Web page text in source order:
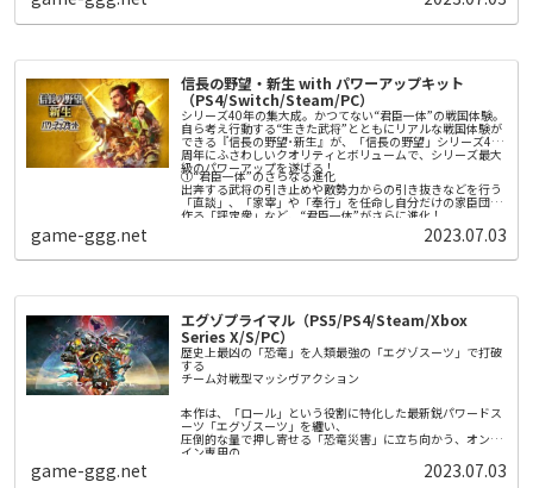
「本物の人間」になるための戦いに巻き込まれていく。
■ゲームの特徴
〇機械の少女たちが紡ぐ「愛」の物語
「家族」として共に生き抜くことを誓い合う少女たち。
そんな少女たちの心の機微を丁寧に描いた本作は、儚くも力
強さを感じさせる物語となっています。
〇戦いの舞台「エデン」と憩いの拠点「箱庭」
本作は戦いの舞台「エデン」と憩いの拠点「箱庭」のふたつ
の世界を行き来しながら物語を進めます。
「エデン」では敵との爽快感＆カタルシスのある攻防を楽し
めるほか、未知なる施設——未知なる敵——未知なるアイテ
ムなど、未知を探索し発見するロマンを味わえます。
「箱庭」ではキャラクターの強化ができるほか、お茶会と呼
ばれるキャラクターたちの日常会話や、収集した読み物や楽
〇爽快感＆カタルシスのある攻防
エデンでは3人のプレイアブルキャラクターをステージごと
に切り替えて戦うことができます。
戦闘時には近接攻撃と遠距離攻撃を切り替えながら爽快感の
あるコンボが繋がるほか、ジャスト回避やカウンターを用い
敵を倒すことで眷属機という、キャラクターの背面に浮遊す
従える事が可能で、その兵装にあった自動攻撃を行います。
更には「思装」と呼ばれる制御アイテムを付与する事で、プ
レイヤーの戦略に合わせてその攻撃をカスタムする事もでき
ます。
信長の野望・新生 with パワーアップキット
（PS4/Switch/Steam/PC）
シリーズ40年の集大成。かつてない“君臣一体”の戦国体験。
自ら考え行動する“生きた武将”とともにリアルな戦国体験が
できる『信長の野望･新生』が、「信長の野望」シリーズ40
周年にふさわしいクオリティとボリュームで、シリーズ最大
級のパワーアップを遂げる！
①“君臣一体”のさらなる進化
出奔する武将の引き止めや敵勢力からの引き抜きなどを行う
「直談」、「家宰」や「奉行」を任命し自分だけの家臣団を
作る「評定衆」など、“君臣一体”がさらに進化！
にとどまらない、ダイナミックかつリアリティのある攻城戦
③勢力ごとに異なる多彩な戦略性
勢力を特徴づける「政策」を大幅に拡充。さらに城ごとに役
割を決め拠点間のネットワークを築き、活かす「城役割」
や、新たなプレイ感を生み出す「軍団戦略」など、自分だけ
の戦略を実現する新要素を追加！
④定番の各種エディタ機能をはじめ、追加要素も充実！
シナリオやイベント、特性など、従来要素も大幅ボリューム
アップ。さらに武将やBGM、シナリオの編集機能や、新勢力
game-ggg.net 2023.07.03
エグゾプライマル（PS5/PS4/Steam/Xbox
Series X/S/PC）
歴史上最凶の「恐竜」を人類最強の「エグゾスーツ」で打破
する
チーム対戦型マッシヴアクション​​
本作は、「ロール」という役割に特化した最新鋭パワードス
ーツ「エグゾスーツ」を纏い、
圧倒的な量で押し寄せる「恐竜災害」に立ち向かう、オンラ
イン専用の
メインモード「ディノサバイバル」は、5人のプレイヤーが
game-ggg.net 2023.07.03